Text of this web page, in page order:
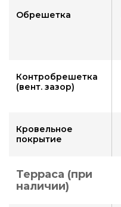
Обрешетка
Контробрешетка
(вент. зазор)
Кровельное
покрытие
Терраса (при
наличии)